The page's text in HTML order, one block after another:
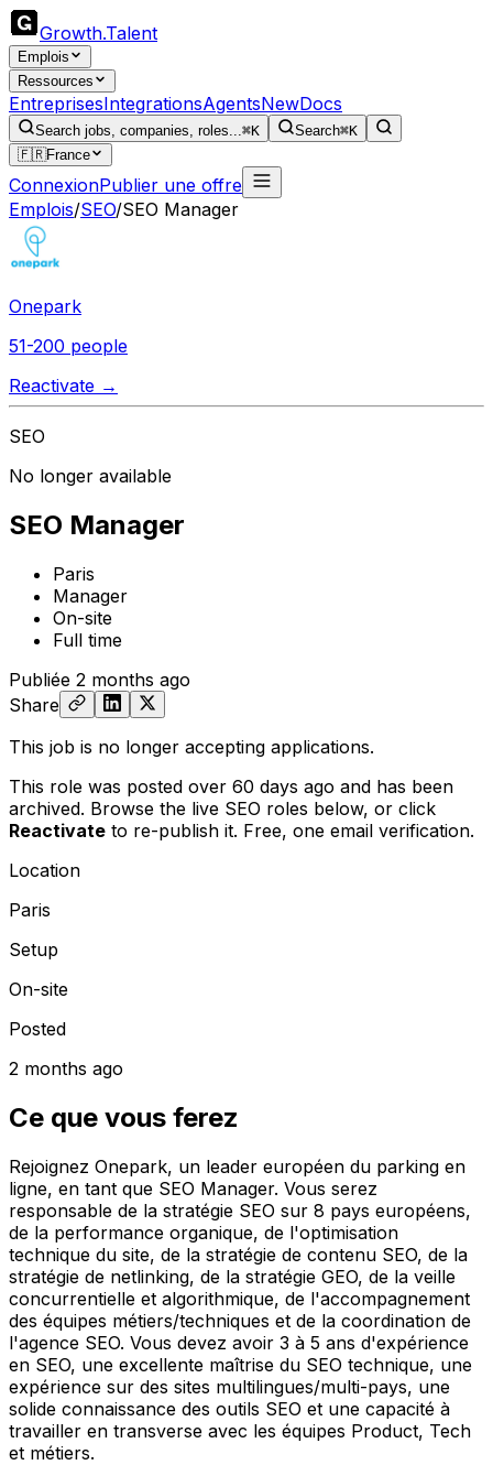
Growth.Talent
Emplois
Ressources
EntreprisesIntegrationsAgentsNewDocs
Search jobs, companies, roles...⌘K Search⌘K
🇫🇷France
ConnexionPublier une offre
Emplois/SEO/SEO Manager
Onepark
51-200 people
Reactivate →
SEO
No longer available
SEO Manager
Paris
Manager
On-site
Full time
Publiée 2 months ago
Share
This job is no longer accepting applications.
This role was posted over 60 days ago and has been
archived. Browse the live SEO roles below, or click
Reactivate to re-publish it. Free, one email verification.
Location
Paris
Setup
On-site
Posted
2 months ago
Ce que vous ferez
Rejoignez Onepark, un leader européen du parking en
ligne, en tant que SEO Manager. Vous serez
responsable de la stratégie SEO sur 8 pays européens,
de la performance organique, de l'optimisation
technique du site, de la stratégie de contenu SEO, de la
stratégie de netlinking, de la stratégie GEO, de la veille
concurrentielle et algorithmique, de l'accompagnement
des équipes métiers/techniques et de la coordination de
l'agence SEO. Vous devez avoir 3 à 5 ans d'expérience
en SEO, une excellente maîtrise du SEO technique, une
expérience sur des sites multilingues/multi-pays, une
solide connaissance des outils SEO et une capacité à
travailler en transverse avec les équipes Product, Tech
et métiers.